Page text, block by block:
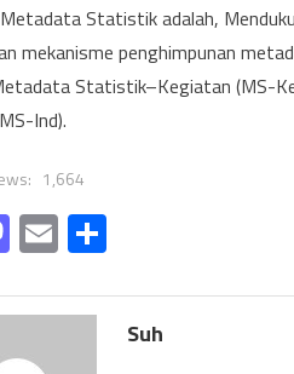
Statistik adalah,
mekanisme penghimpunan
Statistik–Kegiatan (MS-
Ind).
1,664
Mastodon
Email
Suh